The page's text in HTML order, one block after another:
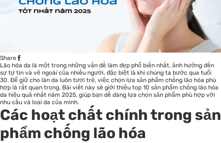
Share
Lão hóa da là một trong những vấn đề làm đẹp phổ biến nhất, ảnh hưởng đến
sự tự tin và vẻ ngoài của nhiều người, đặc biệt là khi chúng ta bước qua tuổi
30. Để giữ cho làn da luôn tươi trẻ, việc chọn lựa sản phẩm chống lão hóa phù
hợp là rất quan trọng. Bài viết này sẽ giới thiệu top 10 sản phẩm chống lão hóa
da hiệu quả nhất năm 2025, giúp bạn dễ dàng lựa chọn sản phẩm phù hợp với
nhu cầu và loại da của mình.
Các hoạt chất chính trong sản
phẩm chống lão hóa